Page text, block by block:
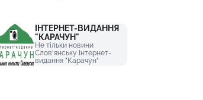
ІНТЕРНЕТ-ВИДАННЯ
"КАРАЧУН"
Не тільки новини
Слов'янську Інтернет-
видання "Карачун"